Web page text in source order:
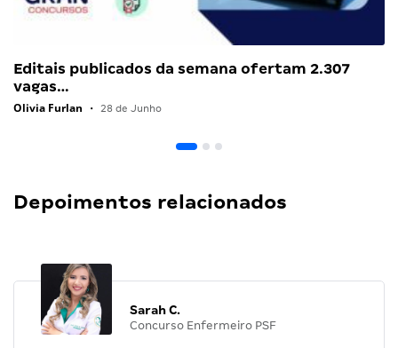
Editais publicados da semana ofertam 2.307
vagas…
Olivia Furlan • 28 de Junho
Depoimentos relacionados
Sarah C.
Concurso Enfermeiro PSF